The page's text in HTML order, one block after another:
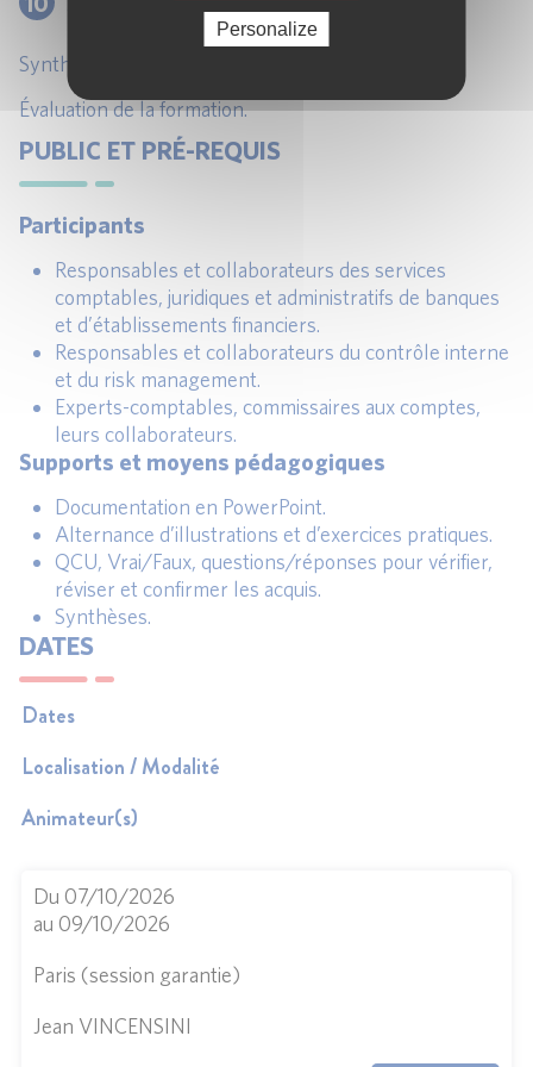
Synthèse des trois journées.
Évaluation de la formation.
PUBLIC ET PRÉ-REQUIS
Participants
Responsables et collaborateurs des services
comptables, juridiques et administratifs de banques
et d’établissements financiers.
Responsables et collaborateurs du contrôle interne
et du risk management.
Experts-comptables, commissaires aux comptes,
leurs collaborateurs.
Supports et moyens pédagogiques
Documentation en PowerPoint.
Alternance d’illustrations et d’exercices pratiques.
QCU, Vrai/Faux, questions/réponses pour vérifier,
réviser et confirmer les acquis.
Synthèses.
DATES
Dates
Localisation / Modalité
Animateur(s)
Du 07/10/2026
au 09/10/2026
Paris (session garantie)
Jean VINCENSINI
Personalize